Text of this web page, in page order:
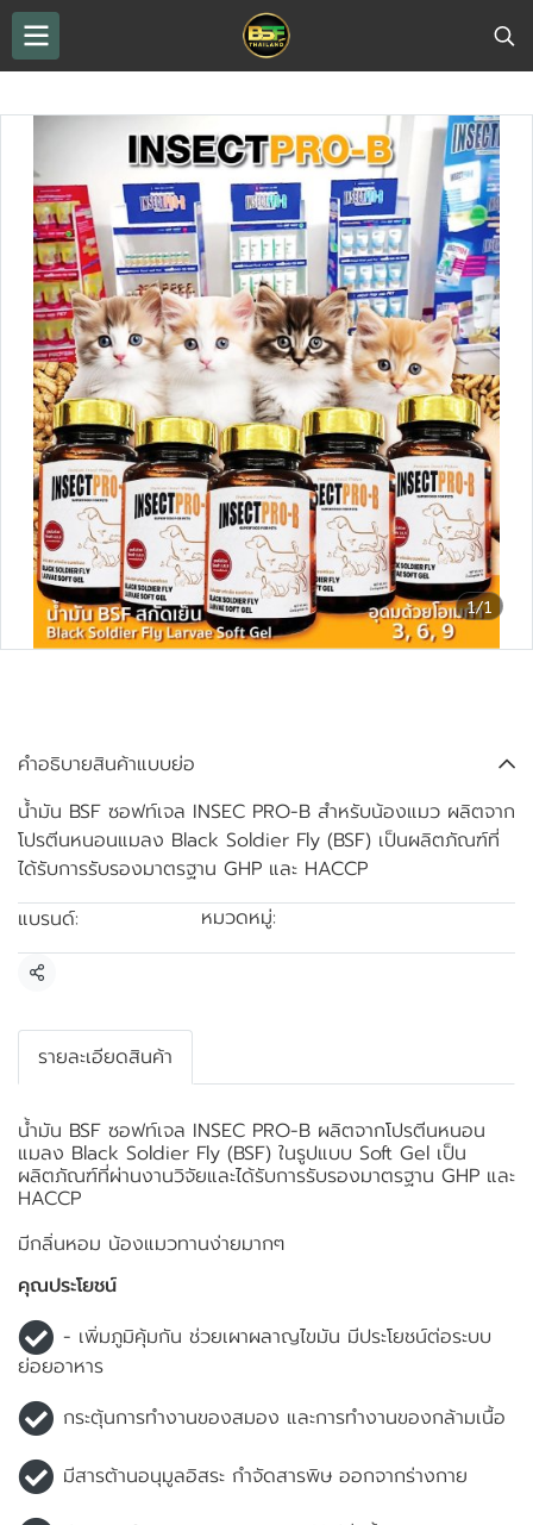
1/1
คำอธิบายสินค้าแบบย่อ
น้ำมัน BSF ซอฟท์เจล INSEC PRO-B สำหรับน้องแมว ผลิตจาก
โปรตีนหนอนแมลง Black Soldier Fly (BSF) เป็นผลิตภัณฑ์ที่
ได้รับการรับรองมาตรฐาน GHP และ HACCP
แบรนด์:
หมวดหมู่:
แชร์
รายละเอียดสินค้า
น้ำมัน BSF ซอฟท์เจล INSEC PRO-B ผลิตจากโปรตีนหนอน
แมลง Black Soldier Fly (BSF) ในรูปแบบ Soft Gel เป็น
ผลิตภัณฑ์ที่ผ่านงานวิจัยและได้รับการรับรองมาตรฐาน GHP และ
HACCP
มีกลิ่นหอม น้องแมวทานง่ายมากๆ
คุณประโยชน์
- เพิ่มภูมิคุ้มกัน ช่วยเผาผลาญไขมัน มีประโยชน์ต่อระบบ
ย่อยอาหาร
กระตุ้นการทำงานของสมอง และการทำงานของกล้ามเนื้อ
มีสารต้านอนุมูลอิสระ กำจัดสารพิษ ออกจากร่างกาย